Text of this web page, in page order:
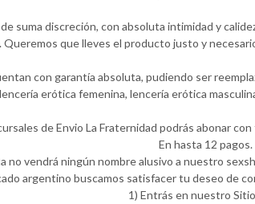
suma discreción, con absoluta intimidad y
que lleves el producto justo y
con garantía absoluta, pudiendo ser
erótica femenina, lencería erótica
de Envio La Fraternidad podrás abonar
En hasta 12 pagos.
no vendrá ningún nombre alusivo a nuestro
argentino buscamos satisfacer tu deseo de
1) Entrás en nuestro